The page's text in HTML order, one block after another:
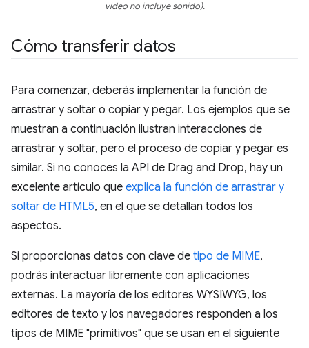
video no incluye sonido).
Cómo transferir datos
Para comenzar, deberás implementar la función de
arrastrar y soltar o copiar y pegar. Los ejemplos que se
muestran a continuación ilustran interacciones de
arrastrar y soltar, pero el proceso de copiar y pegar es
similar. Si no conoces la API de Drag and Drop, hay un
excelente artículo que explica la función de arrastrar y
soltar de HTML5, en el que se detallan todos los
aspectos.
Si proporcionas datos con clave de tipo de MIME,
podrás interactuar libremente con aplicaciones
externas. La mayoría de los editores WYSIWYG, los
editores de texto y los navegadores responden a los
tipos de MIME "primitivos" que se usan en el siguiente